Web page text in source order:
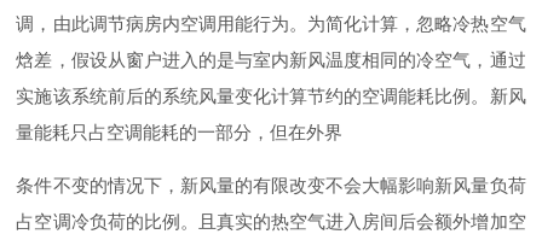
调，由此调节病房内空调用能行为。为简化计算，忽略冷热空气
焓差，假设从窗户进入的是与室内新风温度相同的冷空气，通过
实施该系统前后的系统风量变化计算节约的空调能耗比例。新风
量能耗只占空调能耗的一部分，但在外界
条件不变的情况下，新风量的有限改变不会大幅影响新风量负荷
占空调冷负荷的比例。且真实的热空气进入房间后会额外增加空